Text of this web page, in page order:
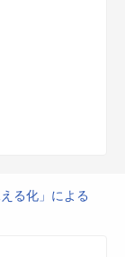
る化」による